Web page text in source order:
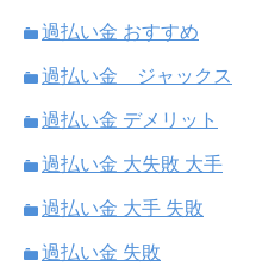
過払い金 おすすめ
過払い金 ジャックス
過払い金 デメリット
過払い金 大失敗 大手
過払い金 大手 失敗
過払い金 失敗